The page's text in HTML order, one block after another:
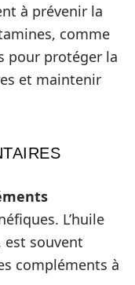
à prévenir la
comme
pour protéger la
et maintenir
L’huile
est souvent
compléments à